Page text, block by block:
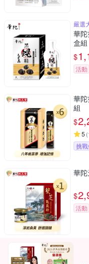
嚴選
華
盒組
$
活動
華
組
$
5 (
挑
華
$
活動